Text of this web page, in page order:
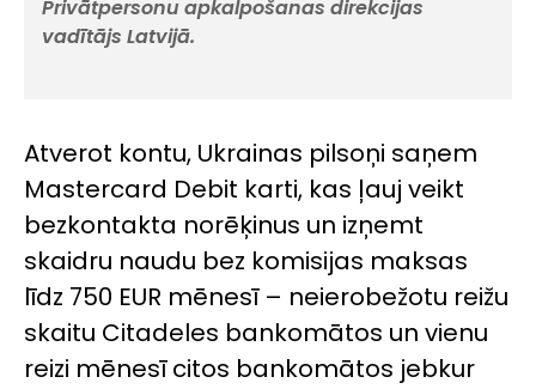
Privātpersonu apkalpošanas direkcijas
vadītājs Latvijā.
Atverot kontu, Ukrainas pilsoņi saņem
Mastercard Debit karti, kas ļauj veikt
bezkontakta norēķinus un izņemt
skaidru naudu bez komisijas maksas
līdz 750 EUR mēnesī – neierobežotu reižu
skaitu Citadeles bankomātos un vienu
reizi mēnesī citos bankomātos jebkur